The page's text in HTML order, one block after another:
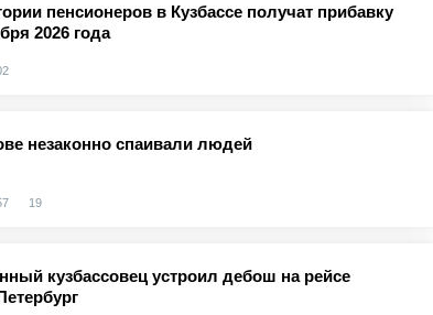
пенсионеров в Кузбассе получат прибавку
2026 года
незаконно спаивали людей
19
кузбассовец устроил дебош на рейсе